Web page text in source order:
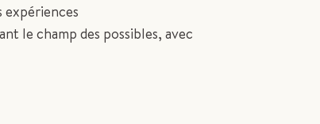
le champ des possibles, avec